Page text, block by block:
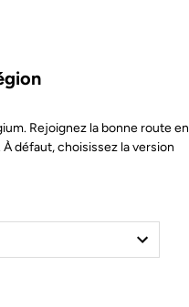
Rejoignez la bonne route en
défaut, choisissez la version